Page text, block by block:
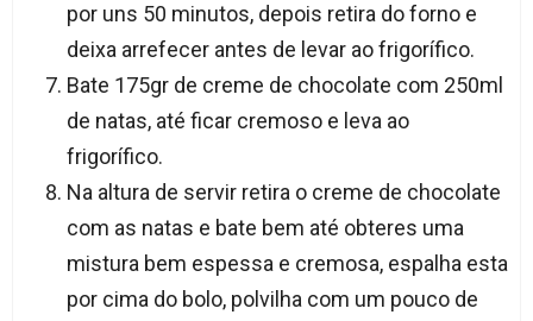
por uns 50 minutos, depois retira do forno e
deixa arrefecer antes de levar ao frigorífico.
Bate 175gr de creme de chocolate com 250ml
de natas, até ficar cremoso e leva ao
frigorífico.
Na altura de servir retira o creme de chocolate
com as natas e bate bem até obteres uma
mistura bem espessa e cremosa, espalha esta
por cima do bolo, polvilha com um pouco de